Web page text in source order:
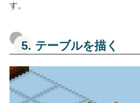
す。
5. テーブルを描く